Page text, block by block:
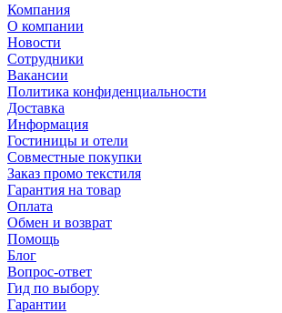
Компания
О компании
Новости
Сотрудники
Вакансии
Политика конфиденциальности
Доставка
Информация
Гостиницы и отели
Совместные покупки
Заказ промо текстиля
Гарантия на товар
Оплата
Обмен и возврат
Помощь
Блог
Вопрос-ответ
Гид по выбору
Гарантии